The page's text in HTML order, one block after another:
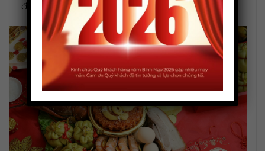
đường, từ trong nhà ra ngoài ngõ.